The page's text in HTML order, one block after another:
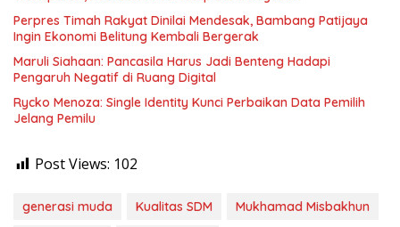
Perpres Timah Rakyat Dinilai Mendesak, Bambang Patijaya
Ingin Ekonomi Belitung Kembali Bergerak
Maruli Siahaan: Pancasila Harus Jadi Benteng Hadapi
Pengaruh Negatif di Ruang Digital
Rycko Menoza: Single Identity Kunci Perbaikan Data Pemilih
Jelang Pemilu
Post Views: 102
generasi muda Kualitas SDM
Mukhamad Misbakhun